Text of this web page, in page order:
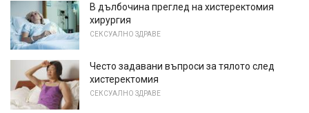
В дълбочина преглед на хистеректомия
хирургия
СЕКСУАЛНО ЗДРАВЕ
Често задавани въпроси за тялото след
хистеректомия
СЕКСУАЛНО ЗДРАВЕ